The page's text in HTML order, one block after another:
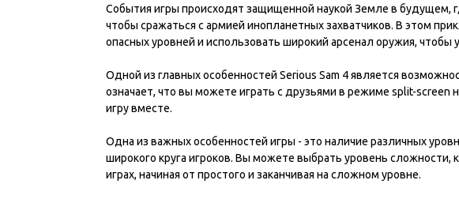
События игры происходят защищенной наукой Земле в будущем,
чтобы сражаться с армией инопланетных захватчиков. В этом
опасных уровней и использовать широкий арсенал оружия, чтобы
Одной из главных особенностей Serious Sam 4 является
означает, что вы можете играть с друзьями в режиме split-
игру вместе.
Одна из важных особенностей игры - это наличие различных
широкого круга игроков. Вы можете выбрать уровень
играх, начиная от простого и заканчивая на сложном уровне.